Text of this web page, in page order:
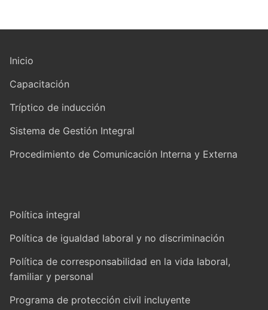
Inicio
Capacitación
Tríptico de inducción
Sistema de Gestión Integral
Procedimiento de Comunicación Interna y Externa
Política integral
Política de igualdad laboral y no discriminación
Política de corresponsabilidad en la vida laboral,
familiar y personal
Programa de protección civil incluyente